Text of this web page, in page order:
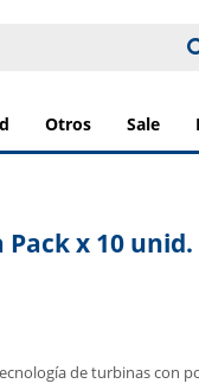
otros sale
Pack x 10 unid.
de turbinas con